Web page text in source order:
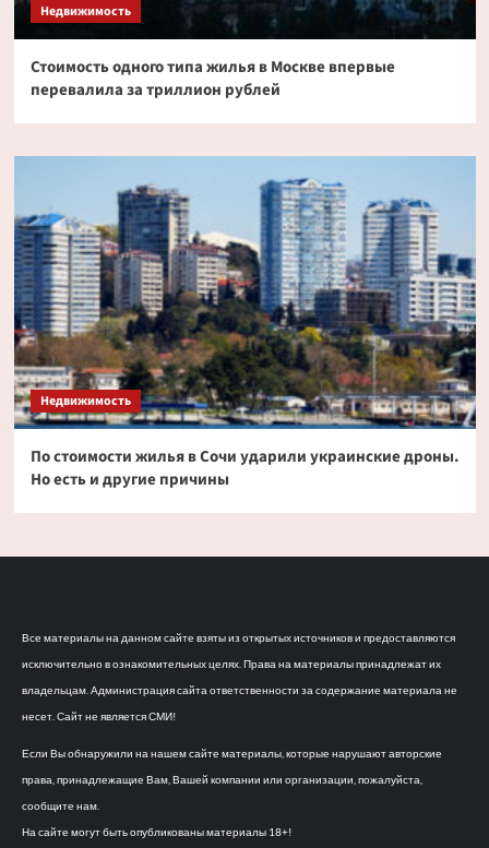
Недвижимость
Стоимость одного типа жилья в Москве впервые
перевалила за триллион рублей
Недвижимость
По стоимости жилья в Сочи ударили украинские дроны.
Но есть и другие причины
Все материалы на данном сайте взяты из открытых источников и предоставляются
исключительно в ознакомительных целях. Права на материалы принадлежат их
владельцам. Администрация сайта ответственности за содержание материала не
несет. Сайт не является СМИ!
Если Вы обнаружили на нашем сайте материалы, которые нарушают авторские
права, принадлежащие Вам, Вашей компании или организации, пожалуйста,
сообщите нам.
На сайте могут быть опубликованы материалы 18+!